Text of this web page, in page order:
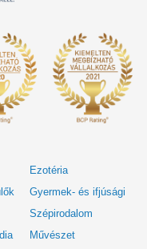
Ezotéria
Gyermek- és ifjúsági
Szépirodalom
Művészet